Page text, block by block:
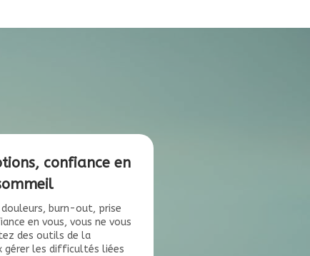
confiance en
burn-out, prise
en vous, vous ne vous
des outils de la
gérer les difficultés liées